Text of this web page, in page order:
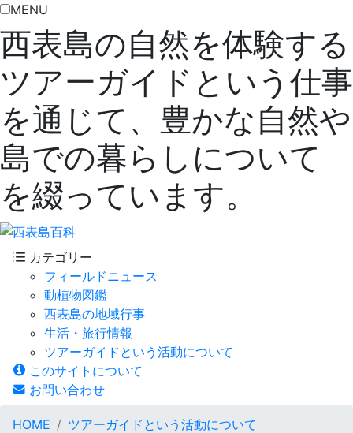
MENU
西表島の自然を体験する
ツアーガイドという仕事
を通じて、豊かな自然や
島での暮らしについて
を綴っています。
カテゴリー
フィールドニュース
動植物図鑑
西表島の地域行事
生活・旅行情報
ツアーガイドという活動について
このサイトについて
お問い合わせ
HOME ツアーガイドという活動について